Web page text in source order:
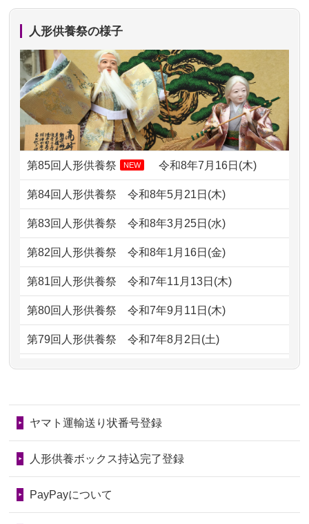
2026/07/10家から近かったので。
2026/07/08誰も住んでいない実家の片付けを始め
ました。 ...
2026/07/069年間自由が丘店を見守ってくれてあり
がとう。
2026/07/05しっかりとお人形たちの供養をしてい
ただけると...
2026/06/30 長年大事にしてきた雛人形です、供養
していただ...
2026/06/29ガラスケースのまま引き取ってくださ
子どもの頃、妹と一緒にお雛様を出し
ました。お...
ので、お願...
2026/06/28以前和人形やぬいぐるみを供養いただ
いたことが...
の回りの物...
ですが？
2024/01/13お雛様のセットを供養・処分したいの
ですが、お雛様とお内裏様だ...
2024/01/13供養申込みの後、供養祭までお人形は
どうなってるのですか？
2024/01/13会社のようですが、きちんと供養して
供養が終わったお人形以外はどうして
るのですか？
しょうか？
2024/01/04ガラスケースは外しても良いですか？
人形供養祭の様子
第85回人形供養祭 NEW 令和8年7月16日(木)
第84回人形供養祭令和8年5月21日(木)
第83回人形供養祭令和8年3月25日(水)
第82回人形供養祭令和8年1月16日(金)
第81回人形供養祭令和7年11月13日(木)
第80回人形供養祭令和7年9月11日(木)
第79回人形供養祭令和7年8月2日(土)
第78回人形供養祭令和7年6月20日(金)
第76回人形供養祭令和7年2月28日(金)
第75回人形供養祭令和7年1月17日(金)
第73回人形供養祭令和6年10月17日(木)
ヤマト運輸送り状番号登録
人形供養ボックス持込完了登録
PayPayについて